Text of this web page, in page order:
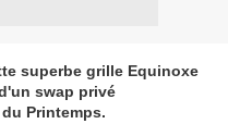
superbe grille Equinoxe
swap privé
Printemps.